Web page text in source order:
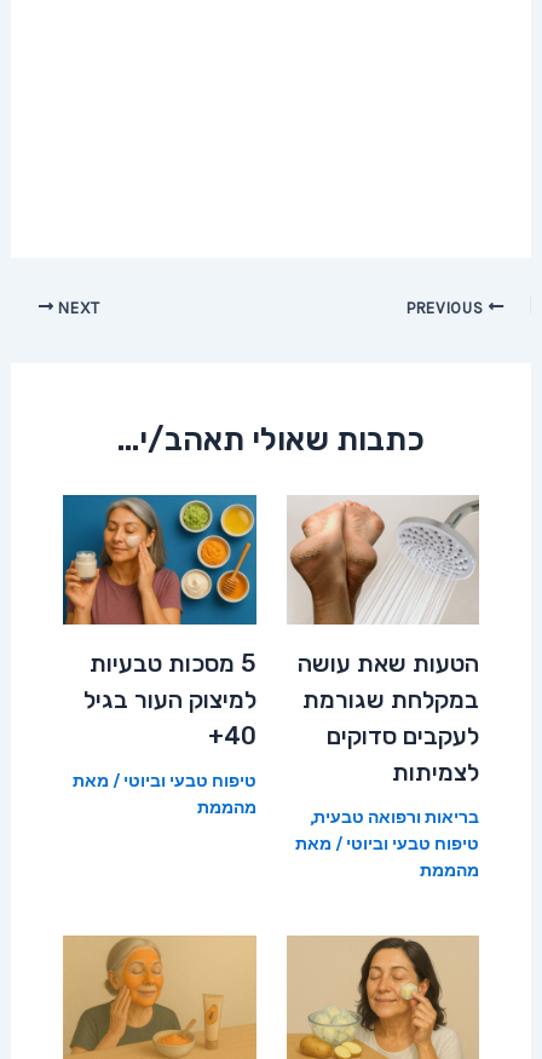
Post
NEXT
כתבות שאולי תאהב/י...
הטעות שאת עושה
במקלחת שגורמת
לעקבים סדוקים
לצמיתות
בריאות ורפואה טבעית,
טיפוח טבעי וביוטי / מאת
מהממת
5 מסכות טבעיות
למיצוק העור בגיל
40+
טיפוח טבעי וביוטי / מאת
מהממת